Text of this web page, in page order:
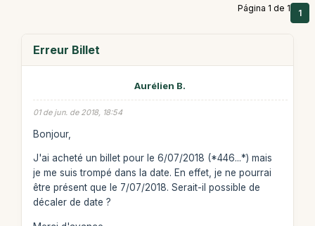
Página 1 de 1 1
Erreur Billet
Aurélien B.
01 de jun. de 2018, 18:54
Bonjour,
J'ai acheté un billet pour le 6/07/2018 (*446...*) mais
je me suis trompé dans la date. En effet, je ne pourrai
être présent que le 7/07/2018. Serait-il possible de
décaler de date ?